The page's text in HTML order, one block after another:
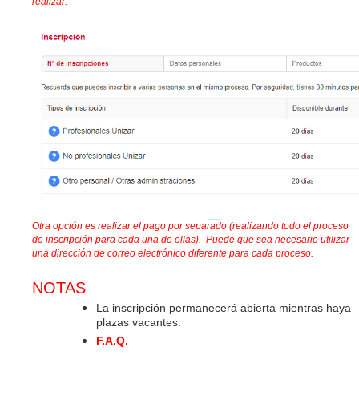
Otra opción es realizar el pago por separado (realizando todo el proceso
de inscripción para cada una de ellas). Puede que sea necesario utilizar
una dirección de correo electrónico diferente para cada proceso.
NOTAS
La inscripción permanecerá abierta mientras haya
plazas vacantes.
F.A.Q.